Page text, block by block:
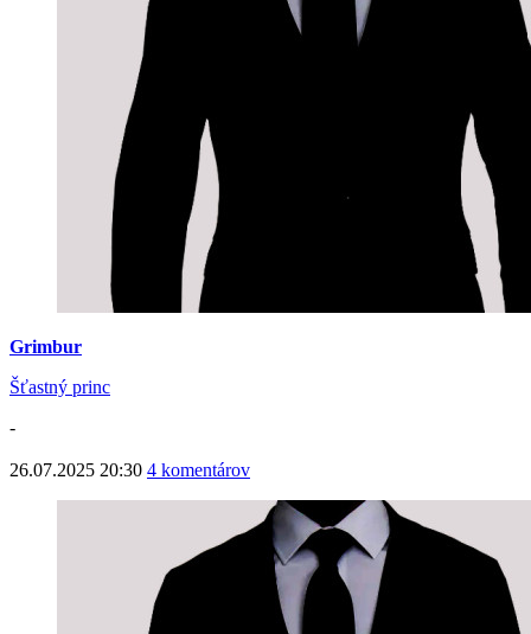
Grimbur
Šťastný princ
-
26.07.2025 20:30 4 komentárov